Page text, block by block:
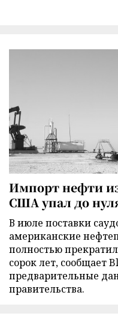
Импорт нефти
США упал до
В июле поставки
американские
полностью
сорок лет, сообщает
предварительные
правительства.